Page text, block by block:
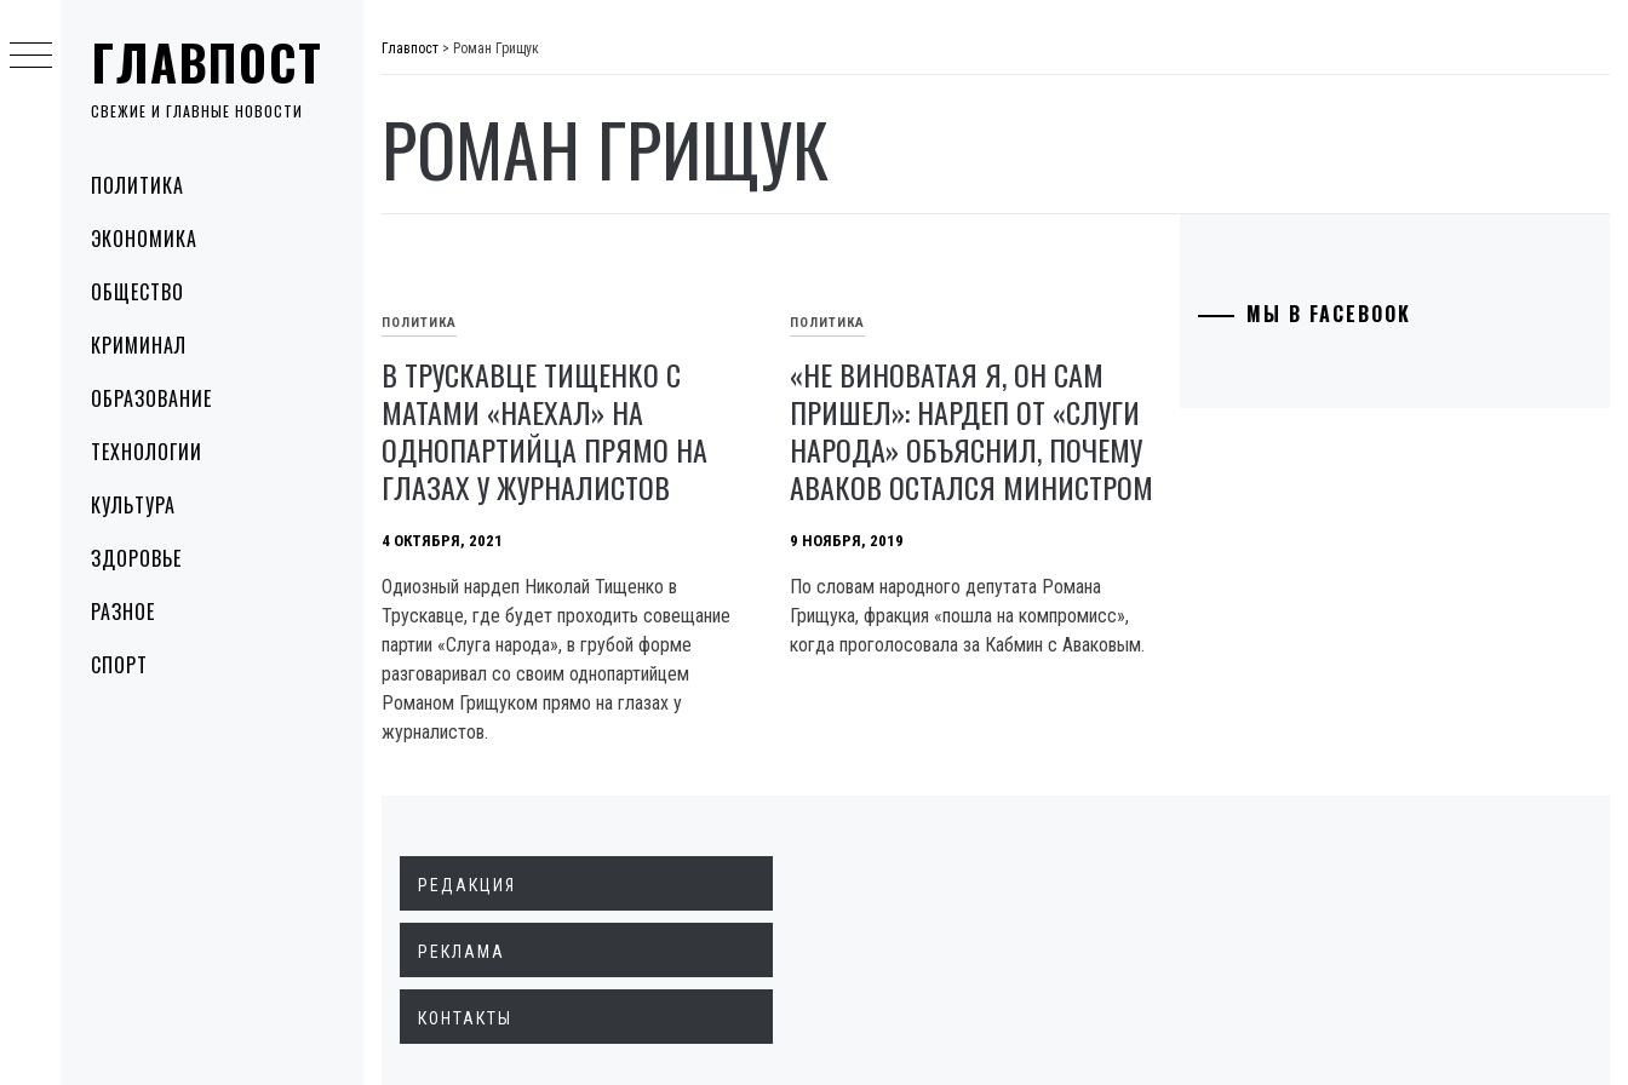
ГЛАВПОСТ
СВЕЖИЕ И ГЛАВНЫЕ НОВОСТИ
MenuПОЛИТИКА
ЭКОНОМИКА
ОБЩЕСТВО
КРИМИНАЛ
ОБРАЗОВАНИЕ
ТЕХНОЛОГИИ
КУЛЬТУРА
ЗДОРОВЬЕ
РАЗНОЕ
СПОРТ
to
content
Главпост > Роман Грищук
РОМАН ГРИЩУК
ПОЛИТИКА
В ТРУСКАВЦЕ ТИЩЕНКО С
МАТАМИ «НАЕХАЛ» НА
ОДНОПАРТИЙЦА ПРЯМО НА
ГЛАЗАХ У ЖУРНАЛИСТОВ
4 ОКТЯБРЯ, 2021
Одиозный нардеп Николай Тищенко в
Трускавце, где будет проходить совещание
партии «Слуга народа», в грубой форме
разговаривал со своим однопартийцем
Романом Грищуком прямо на глазах у
журналистов.
ПОЛИТИКА
«НЕ ВИНОВАТАЯ Я, ОН САМ
ПРИШЕЛ»: НАРДЕП ОТ «СЛУГИ
НАРОДА» ОБЪЯСНИЛ, ПОЧЕМУ
АВАКОВ ОСТАЛСЯ МИНИСТРОМ
9 НОЯБРЯ, 2019
По словам народного депутата Романа
Грищука, фракция «пошла на компромисс»,
когда проголосовала за Кабмин с Аваковым.
МЫ В FACEBOOK
РЕДАКЦИЯ
РЕКЛАМА
КОНТАКТЫ